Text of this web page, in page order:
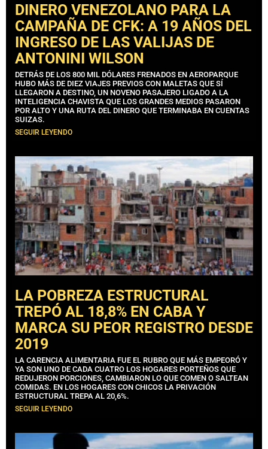
DINERO VENEZOLANO PARA LA
CAMPAÑA DE CFK: A 19 AÑOS DEL
INGRESO DE LAS VALIJAS DE
ANTONINI WILSON
DETRÁS DE LOS 800 MIL DÓLARES FRENADOS EN AEROPARQUE
HUBO MÁS DE DIEZ VIAJES PREVIOS CON MALETAS QUE SÍ
LLEGARON A DESTINO, UN NOVENO PASAJERO LIGADO A LA
INTELIGENCIA CHAVISTA QUE LOS GRANDES MEDIOS PASARON
POR ALTO Y UNA RUTA DEL DINERO QUE TERMINABA EN CUENTAS
SUIZAS.
SEGUIR LEYENDO
LA POBREZA ESTRUCTURAL
TREPÓ AL 18,8% EN CABA Y
MARCA SU PEOR REGISTRO DESDE
2019
LA CARENCIA ALIMENTARIA FUE EL RUBRO QUE MÁS EMPEORÓ Y
YA SON UNO DE CADA CUATRO LOS HOGARES PORTEÑOS QUE
REDUJERON PORCIONES, CAMBIARON LO QUE COMEN O SALTEAN
COMIDAS. EN LOS HOGARES CON CHICOS LA PRIVACIÓN
ESTRUCTURAL TREPA AL 20,6%.
SEGUIR LEYENDO